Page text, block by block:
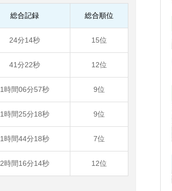
総合記録 総合順位
24分14秒 15位
41分22秒 12位
1時間06分57秒 9位
1時間25分18秒 9位
1時間44分18秒 7位
2時間16分14秒 12位